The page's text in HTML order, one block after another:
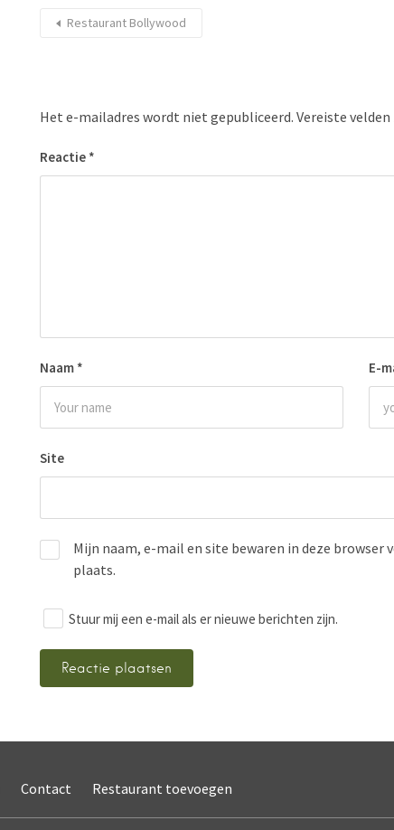
Restaurant Bollywood
Het e-mailadres wordt niet gepubliceerd. Vereiste
Reactie *
Naam * E-
Site
Mijn naam, e-mail en site bewaren in deze browser
plaats.
Stuur mij een e-mail als er nieuwe berichten zijn.
Contact Restaurant toevoegen